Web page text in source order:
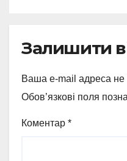
Залишити
Ваша e-mail адреса
Обов’язкові поля
Коментар *